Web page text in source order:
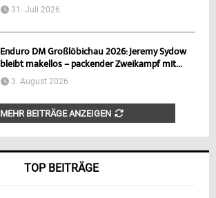
31. Juli 2026
Enduro DM Großlöbichau 2026: Jeremy Sydow
bleibt makellos – packender Zweikampf mit...
3. August 2026
MEHR BEITRÄGE ANZEIGEN
TOP BEITRÄGE